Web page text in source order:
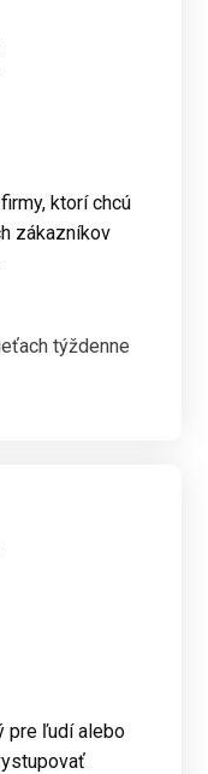
ktorí chcú
zákazníkov
týždenne
pre ľudí alebo